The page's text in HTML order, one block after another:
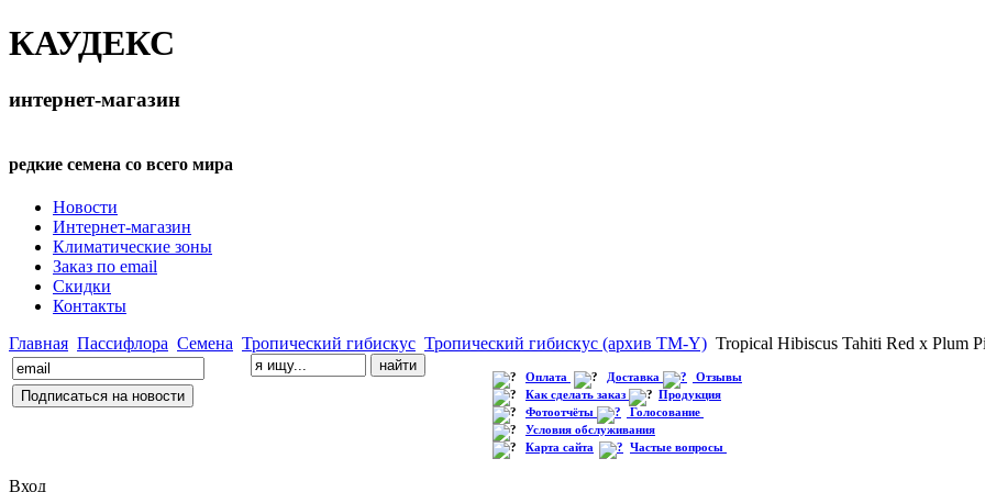
КАУДЕКС
интернет-магазин
редкие семена со всего мира
Новости
Интернет-магазин
Климатические зоны
Заказ по email
Скидки
Контакты
Главная Пассифлора Семена Тропический гибискус Тропический гибискус (архив TM-Y) Tropical Hibiscus Tahiti Red x Plum
Оплата Доставка
Отзывы
Как сделать заказ
Продукция
Фотоотчёты
Голосование
Условия обслуживания
Карта сайта
Частые вопросы
Вход